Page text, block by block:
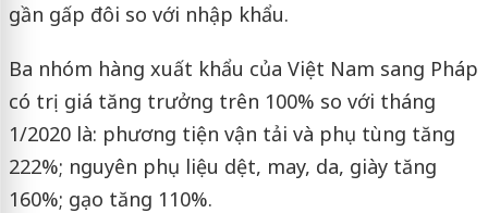
gần gấp đôi so với nhập khẩu.
Ba nhóm hàng xuất khẩu của Việt Nam sang Pháp
có trị giá tăng trưởng trên 100% so với tháng
1/2020 là: phương tiện vận tải và phụ tùng tăng
222%; nguyên phụ liệu dệt, may, da, giày tăng
160%; gạo tăng 110%.